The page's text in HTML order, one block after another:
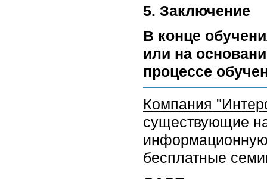
5. Заключение
В конце
или на
процессе
Компания
существующие
информационную
бесплатные